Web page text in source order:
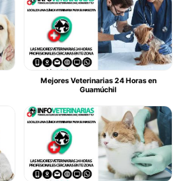
Mejores Veterinarias 24 Horas en
Guamúchil